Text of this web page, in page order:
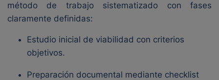
método de trabajo sistematizado con fases
claramente definidas:
Estudio inicial de viabilidad con criterios
objetivos.
Preparación documental mediante checklist